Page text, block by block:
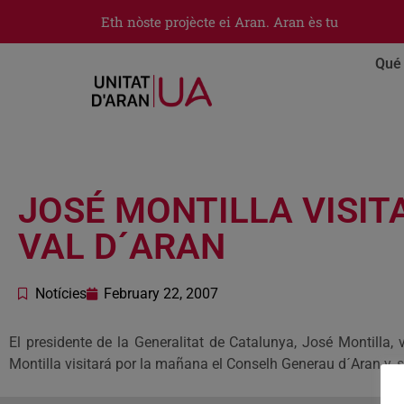
Eth nòste projècte ei Aran. Aran ès tu
JOSÉ MONTILLA
VAL D´ARAN
Notícies February 22, 2007
El presidente de la Generalitat de Catalunya, José
Montilla visitará por la mañana el Conselh Generau d´Aran y,